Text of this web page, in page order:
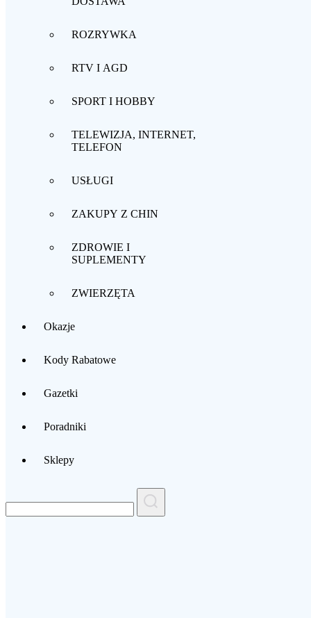
ROZRYWKA
RTV I AGD
SPORT I HOBBY
TELEWIZJA, INTERNET,
TELEFON
USŁUGI
ZAKUPY Z CHIN
ZDROWIE I
SUPLEMENTY
ZWIERZĘTA
Okazje
Kody Rabatowe
Gazetki
Poradniki
Sklepy